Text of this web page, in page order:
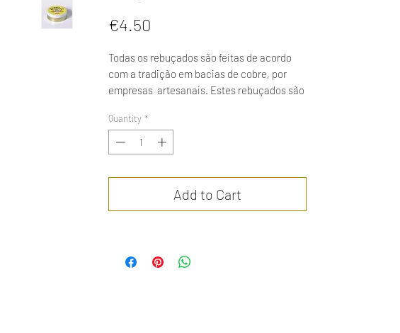
€4.50
Todas os rebuçados são feitas de acordo
com a tradição em bacias de cobre, por
empresas artesanais. Estes rebuçados são
mel, combinado com gengibre. O gengibre
tem propriedades antioxidantes, mas
também combate distúrbios digestivos,
antibacteriano. Qualquer desculpa é boa
para se deliciar com estes rebuçados !
Quantity *
Add to Cart